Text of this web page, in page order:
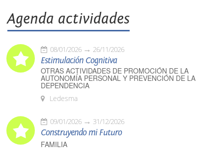
Agenda actividades
08/01/2026 26/11/2026
Estimulación Cognitiva
OTRAS ACTIVIDADES DE PROMOCIÓN DE LA
AUTONOMÍA PERSONAL Y PREVENCIÓN DE LA
DEPENDENCIA
Ledesma
09/01/2026 31/12/2026
Construyendo mi Futuro
FAMILIA